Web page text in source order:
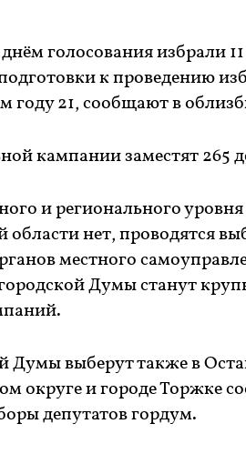
голосования избрали 11
к проведению
году 21, сообщают в
кампании заместят 265
и регионального уровня
области нет, проводятся
местного
Думы станут
Думы выберут также в
округе и городе Торжке
депутатов гордум.